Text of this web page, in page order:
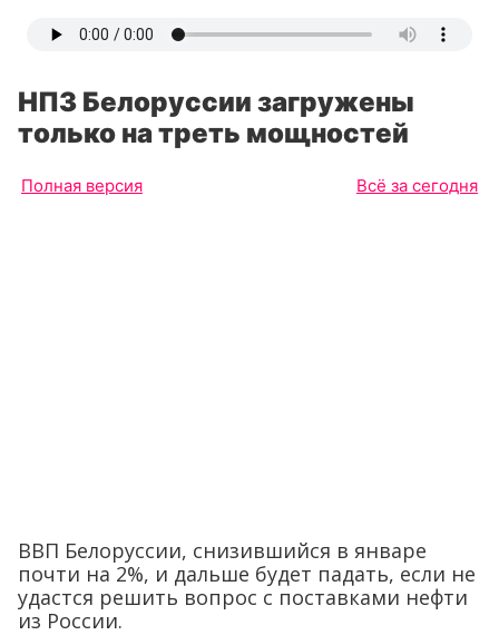
НПЗ Белоруссии загружены
только на треть мощностей
Полная версия Всё за сегодня
ВВП Белоруссии, снизившийся в январе
почти на 2%, и дальше будет падать, если не
удастся решить вопрос с поставками нефти
из России.